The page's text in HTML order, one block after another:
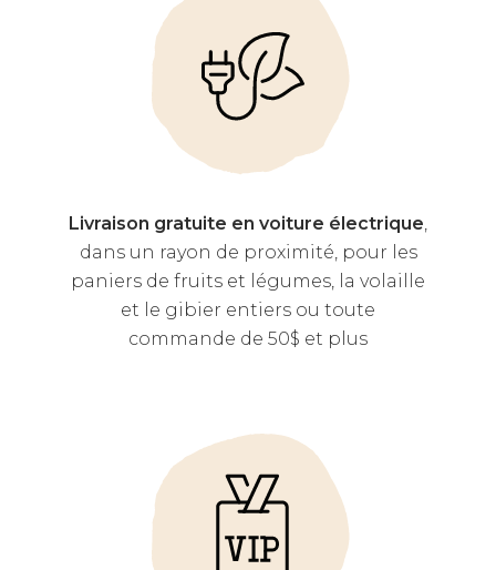
Livraison gratuite en voiture électrique
dans un rayon de proximité, pour les
paniers de fruits et légumes, la volaille
et le gibier entiers ou toute
commande de 50$ et plus